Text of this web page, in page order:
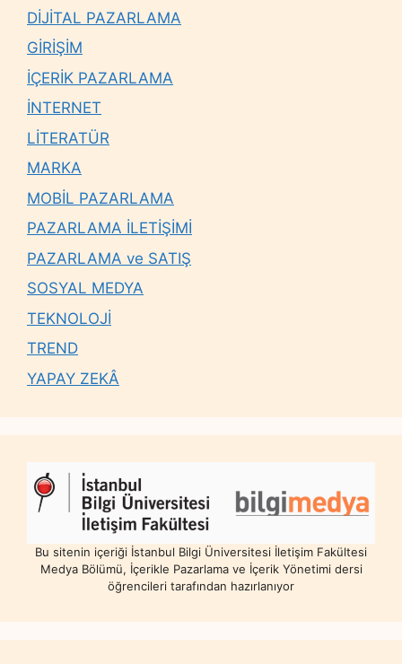
DİJİTAL PAZARLAMA
GİRİŞİM
İÇERİK PAZARLAMA
İNTERNET
LİTERATÜR
MARKA
MOBİL PAZARLAMA
PAZARLAMA İLETİŞİMİ
PAZARLAMA ve SATIŞ
SOSYAL MEDYA
TEKNOLOJİ
TREND
YAPAY ZEKÂ
Bu sitenin içeriği İstanbul Bilgi Üniversitesi İletişim Fakültesi
Medya Bölümü, İçerikle Pazarlama ve İçerik Yönetimi dersi
öğrencileri tarafından hazırlanıyor